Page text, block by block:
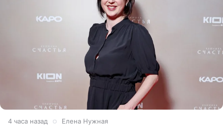
4 часа назад Елена Нужная